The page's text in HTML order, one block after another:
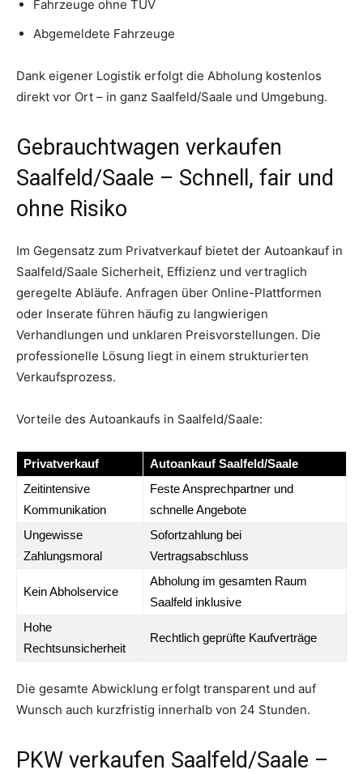
Fahrzeuge ohne TÜV
Abgemeldete Fahrzeuge
Dank eigener Logistik erfolgt die Abholung kostenlos
direkt vor Ort – in ganz Saalfeld/Saale und Umgebung.
Gebrauchtwagen verkaufen
Saalfeld/Saale – Schnell, fair und
ohne Risiko
Im Gegensatz zum Privatverkauf bietet der Autoankauf in
Saalfeld/Saale Sicherheit, Effizienz und vertraglich
geregelte Abläufe. Anfragen über Online-Plattformen
oder Inserate führen häufig zu langwierigen
Verhandlungen und unklaren Preisvorstellungen. Die
professionelle Lösung liegt in einem strukturierten
Verkaufsprozess.
Vorteile des Autoankaufs in Saalfeld/Saale:
Privatverkauf
Autoankauf Saalfeld/Saale
Zeitintensive
Kommunikation
Feste Ansprechpartner und
schnelle Angebote
Ungewisse
Zahlungsmoral
Sofortzahlung bei
Vertragsabschluss
Kein Abholservice
Abholung im gesamten Raum
Saalfeld inklusive
Hohe
Rechtsunsicherheit
Rechtlich geprüfte Kaufverträge
Die gesamte Abwicklung erfolgt transparent und auf
Wunsch auch kurzfristig innerhalb von 24 Stunden.
PKW verkaufen Saalfeld/Saale –